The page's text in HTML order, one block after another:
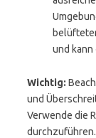
und kann
Wichtig:
und
Verwende die